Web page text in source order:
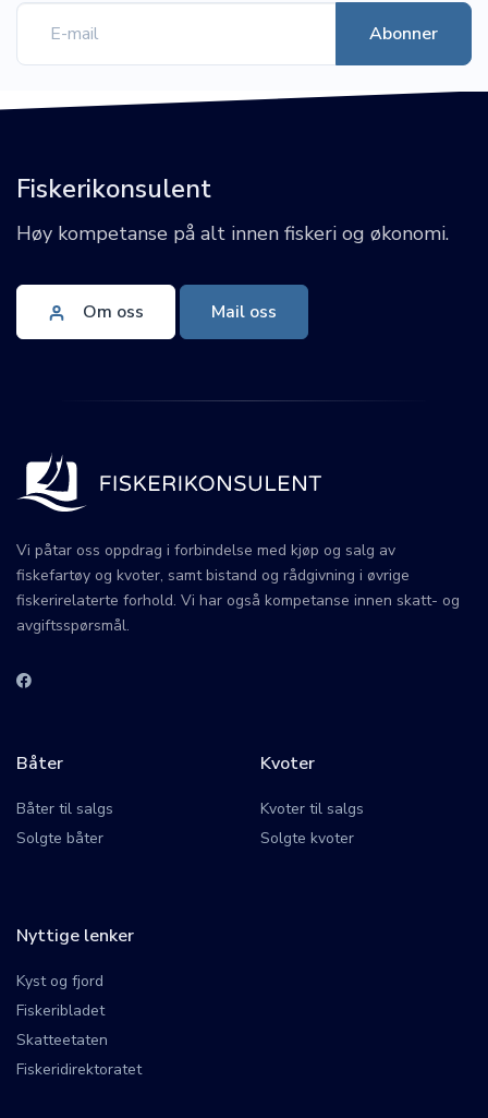
Fiskerikonsulent
Høy kompetanse på alt innen fiskeri og økonomi.
Om oss Mail oss
Vi påtar oss oppdrag i forbindelse med kjøp og salg av
fiskefartøy og kvoter, samt bistand og rådgivning i øvrige
fiskerirelaterte forhold. Vi har også kompetanse innen skatt- og
avgiftsspørsmål.
Båter
Båter til salgs
Solgte båter
Kvoter
Kvoter til salgs
Solgte kvoter
Nyttige lenker
Kyst og fjord
Fiskeribladet
Skatteetaten
Fiskeridirektoratet